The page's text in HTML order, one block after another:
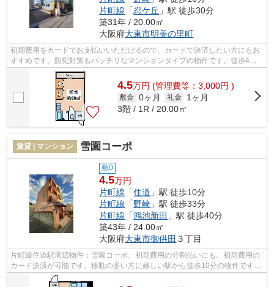
片町線 「忍ケ丘 」駅 徒歩30分
築31年 / 20.00㎡
大阪府大東市明美の里町
初期費用をカードでお支払いいただけるので、カードで決済したい方にもお
すすめです。防犯対策もバッチリなマンションタイプの物件です。徒歩4分
の位置に駅がある物件です。付近に駅が...
4.5万円 (管理費等：3,000円 )
敷金 0ヶ月 礼金
1ヶ月
3階 / 1R / 20.00㎡
賃貸 | マンション 雪園コーポ
敷0
4.5万円
片町線 「住道 」駅 徒歩10分
片町線 「野崎 」駅 徒歩33分
片町線 「鴻池新田 」駅 徒歩40分
築43年 / 24.00㎡
大阪府大東市御供田 ３丁目
片町線住道駅周辺物件：雪園コーポ。初期費用の分割払いにも。初期費用の
カード決済が可能です。移動の多い方に嬉しい駅から徒歩10分の物件です。
上階からの音が聞こえないのが最上階...